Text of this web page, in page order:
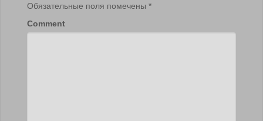
Обязательные поля помечены *
Comment